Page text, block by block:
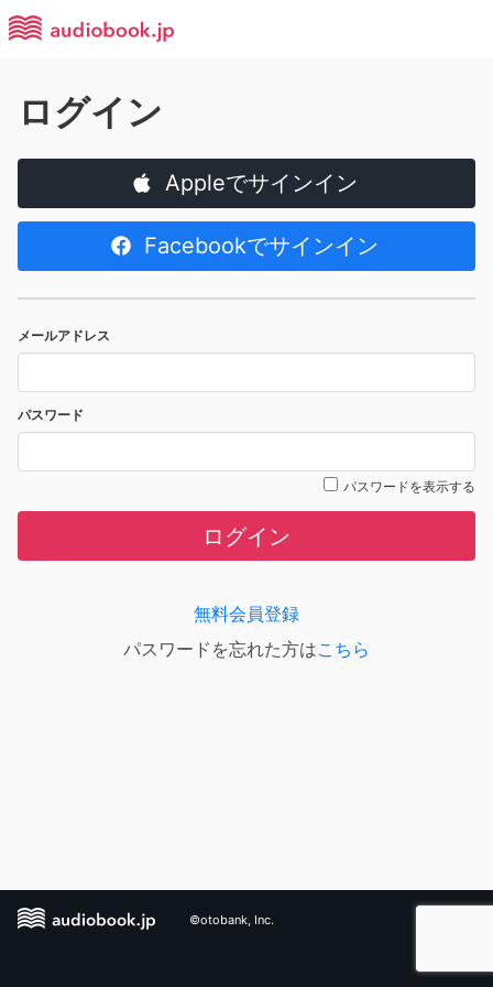
ログイン
Appleでサインイン
Facebookでサインイン
メールアドレス
パスワード
パスワードを表示する
ログイン
無料会員登録
パスワードを忘れた方はこちら
©otobank, Inc.